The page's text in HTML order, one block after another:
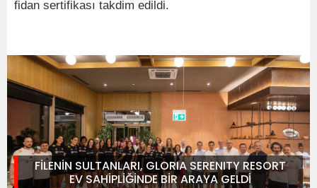
fidan sertifikası takdim edildi.
FİLENİN SULTANLARI, GLORIA SERENITY RESORT
EV SAHİPLİĞİNDE BİR ARAYA GELDİ